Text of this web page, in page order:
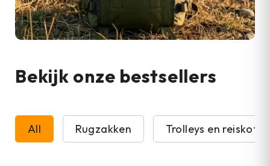
Bekijk onze bestsellers
All Rugzakken Trolleys en